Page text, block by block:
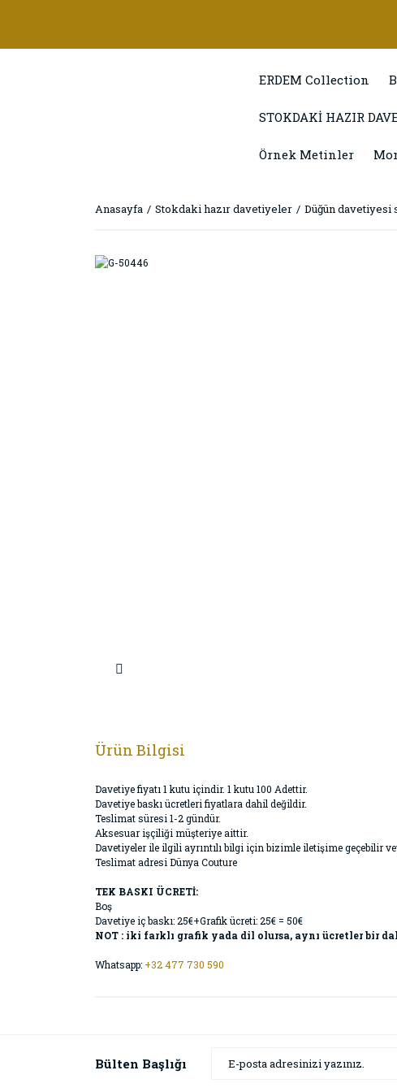
ERDEM Collection
STOKDAKİ HAZIR
Örnek Metinler
Anasayfa Stokdaki hazır davetiyeler Düğün davetiyesi
Ürün Bilgisi
Davetiye fiyatı 1 kutu içindir. 1 kutu 100 Adettir.
Davetiye baskı ücretleri fiyatlara dahil değildir.
Teslimat süresi 1-2 gündür.
Aksesuar işçiliği müşteriye aittir.
Davetiyeler ile ilgili ayrıntılı bilgi için bizimle iletişime geçebilir
Teslimat adresi Dünya Couture
TEK BASKI ÜCRETİ:
Boş
Davetiye iç baskı: 25€+Grafik ücreti: 25€ = 50€
NOT : iki farklı grafik yada dil olursa, aynı ücretler bir
Whatsapp: +32 477 730 590
Bülten Başlığı